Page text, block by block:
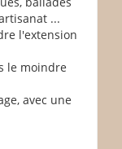
...
l'extension
le moindre
avec une